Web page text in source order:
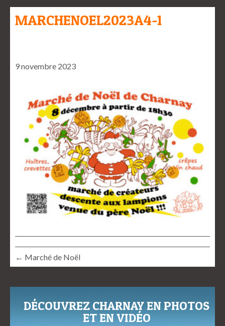
MARCHENOEL2023A4-1
9 novembre 2023
← Marché de Noël
DÉCOUVREZ CHARNAY EN PHOTOS
ET EN VIDÉO